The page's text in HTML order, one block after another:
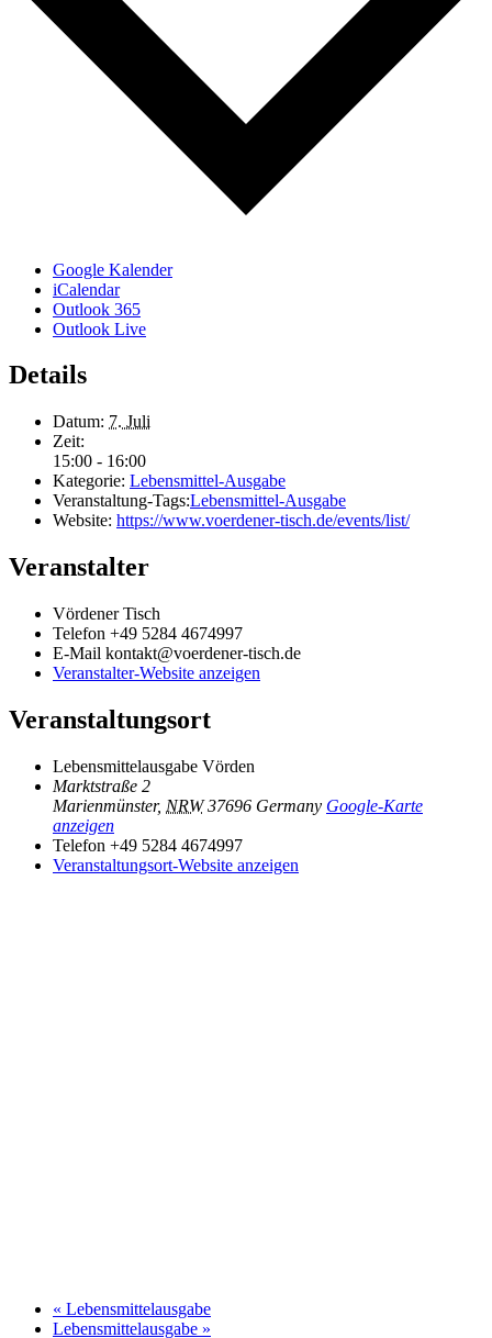
Google Kalender
iCalendar
Outlook 365
Outlook Live
Details
Datum: 7. Juli
Zeit:
15:00 - 16:00
Kategorie: Lebensmittel-Ausgabe
Veranstaltung-Tags:Lebensmittel-Ausgabe
Website: https://www.voerdener-tisch.de/events/list/
Veranstalter
Vördener Tisch
Telefon +49 5284 4674997
E-Mail kontakt@voerdener-tisch.de
Veranstalter-Website anzeigen
Veranstaltungsort
Lebensmittelausgabe Vörden
Marktstraße 2
Marienmünster, NRW 37696 Germany Google-Karte
anzeigen
Telefon +49 5284 4674997
Veranstaltungsort-Website anzeigen
« Lebensmittelausgabe
Lebensmittelausgabe »